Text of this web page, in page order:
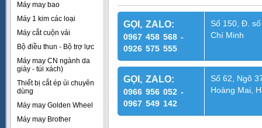
Máy may bao
Máy 1 kim các loại
Máy cắt cuộn vải
Bộ điều thun - Bộ trợ lực
Máy may CN ngành da
giày - túi xách)
Thiết bị cắt ép ủi chuyên
dùng
Máy may Golden Wheel
Máy may Brother
GỌI, ZALO:
0967 458 568 -
0926 575 555
Số 150, Đ.
Chí Minh
GỌI, ZALO:
0966 956 052 -
0967 549 142
Số 62, Ngõ
Hoàng Mai,